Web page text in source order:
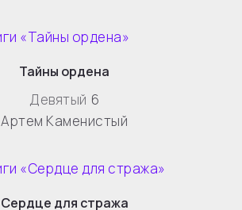
Тайны ордена
Девятый 6
Артем Каменистый
Сердце для стража